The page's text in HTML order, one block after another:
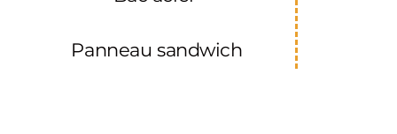
Panneau sandwich